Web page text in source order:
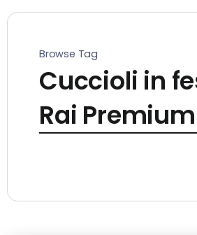
Browse Tag
Cuccioli in
Rai Premium